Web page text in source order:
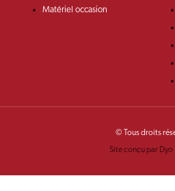
Matériel occasion
© Tous droits
Site conçu par Dyo